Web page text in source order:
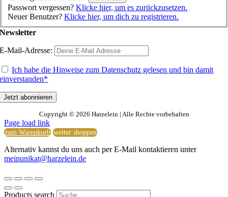
Passwort vergessen?Klicke hier, um es zurückzusetzen.
Neuer Benutzer?Klicke hier, um dich zu registrieren.
Newsletter
E-Mail-Adresse:
Ich habe die Hinweise zum Datenschutz gelesen und bin damit
einverstanden*
Copyright © 2026 Harzelein | Alle Rechte vorbehalten
Page load link
zum Warenkorb weiter shoppen
Alternativ kannst du uns auch per E-Mail kontaktieren unter
meinunikat@harzelein.de
Products search